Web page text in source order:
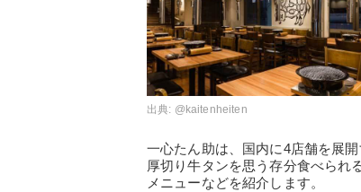
出典: @kaitenheiten
一心たん助は、国内に4店舗を展
厚切り牛タンを思う存分食べられ
メニューなどを紹介します。